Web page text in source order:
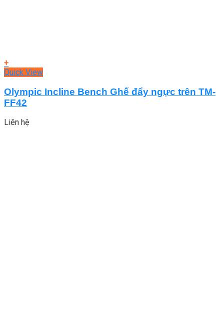
+
Quick View
Olympic Incline Bench Ghế đẩy ngực trên TM-
FF42
Liên hệ